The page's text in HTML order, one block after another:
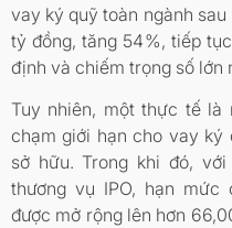
vay ký quỹ toàn ngành
tỷ đồng, tăng 54%, tiếp
định và chiếm trọng số lớn
Tuy nhiên, một thực tế là
chạm giới hạn cho vay ký
sở hữu. Trong khi đó,
thương vụ IPO, hạn mức
được mở rộng lên hơn